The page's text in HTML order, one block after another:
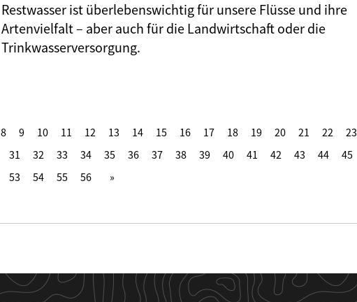
Restwasser ist überlebenswichtig für unsere Flüsse und ihre
Artenvielfalt – aber auch für die Landwirtschaft oder die
Trinkwasserversorgung.
8 9 10 11 12 13 14 15 16 17 18 19 20 21 22 23
31 32 33 34 35 36 37 38 39 40 41 42 43 44 45
53 54 55 56